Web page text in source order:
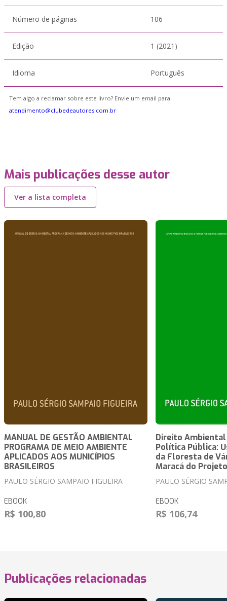
Número de páginas 106
Edição 1 (2021)
Idioma Português
Tem algo a reclamar sobre este livro? Envie um email para
atendimento@clubedeautores.com.br
Mais publicações desse autor
Ver a lista completa
MANUAL DE GESTÃO AMBIENTAL
PROGRAMA DE MEIO AMBIENTE
APLICADOS AOS MUNICÍPIOS
BRASILEIROS
PAULO SÉRGIO SAMPAIO FIGUEIRA
EBOOK
R$ 100,80
Direito
Política Pública:
da Floresta de
Maracá do Projeto
PAULO SÉRGIO
EBOOK
R$ 106,74
Publicações relacionadas